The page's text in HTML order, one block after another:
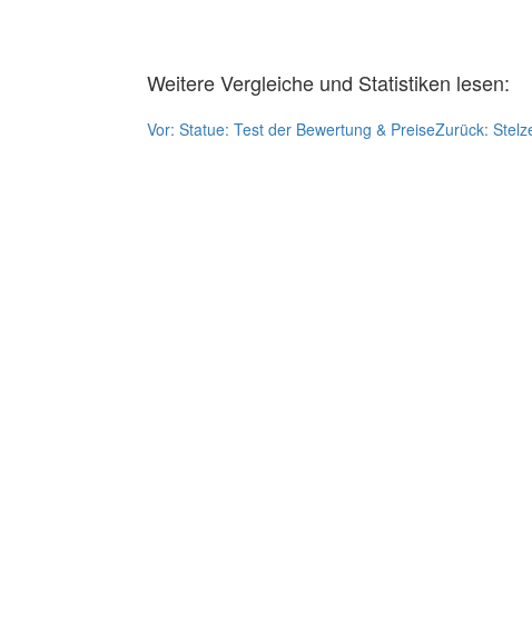
Weitere Vergleiche und Statistiken lesen:
Vor: Statue: Test der Bewertung & PreiseZurück: